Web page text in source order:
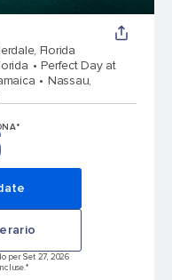
Florida
Perfect Day at
Nassau,
per Set 27, 2026